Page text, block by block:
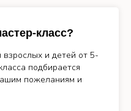
класс?
и детей от 5-
подбирается
пожеланиям и